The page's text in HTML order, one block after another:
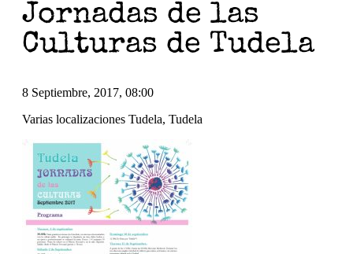
Jornadas de las
Culturas de Tudela
8 Septiembre, 2017, 08:00
Varias localizaciones Tudela, Tudela